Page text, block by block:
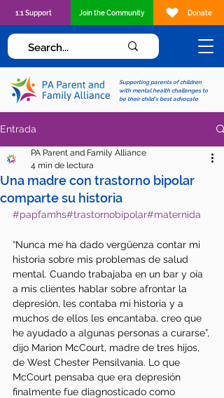
Supporting parents of children
with mental health challenges to
be their child's best advocate
1:1 Support Join the Community Donate
Entrada
Una madre con trastorno bipolar
comparte su historia
PA Parent and Family Alliance
4 min de lectura
#papfamhs#trastornobipolar#maternida
“Nunca me ha dado vergüenza contar mi
historia sobre mis problemas de salud
mental. Cuando trabajaba en un bar y oía
a mis clientes hablar sobre afrontar la
depresión, les contaba mi historia y a
muchos de ellos les encantaba, creo que
he ayudado a algunas personas a curarse”,
dijo Marion McCourt, madre de tres hijos,
de West Chester Pensilvania. Lo que
McCourt pensaba que era depresión
finalmente fue diagnosticado como